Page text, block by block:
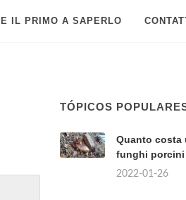
IL PRIMO A SAPERLO
TÓPICOS
Quanto costa
funghi
2022-01-26